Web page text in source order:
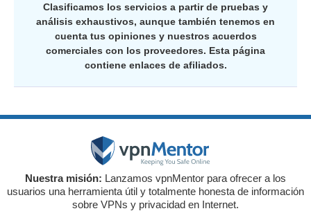
Clasificamos los servicios a partir de pruebas y
análisis exhaustivos, aunque también tenemos en
cuenta tus opiniones y nuestros acuerdos
comerciales con los proveedores. Esta página
contiene enlaces de afiliados.
Nuestra misión: Lanzamos vpnMentor para ofrecer a los
usuarios una herramienta útil y totalmente honesta de información
sobre VPNs y privacidad en Internet.